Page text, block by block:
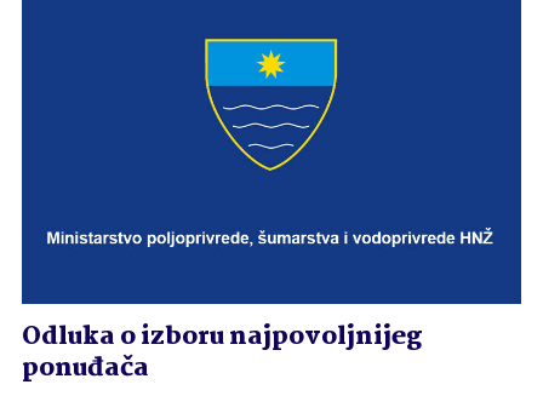
Odluka o izboru najpovoljnijeg
ponuđača